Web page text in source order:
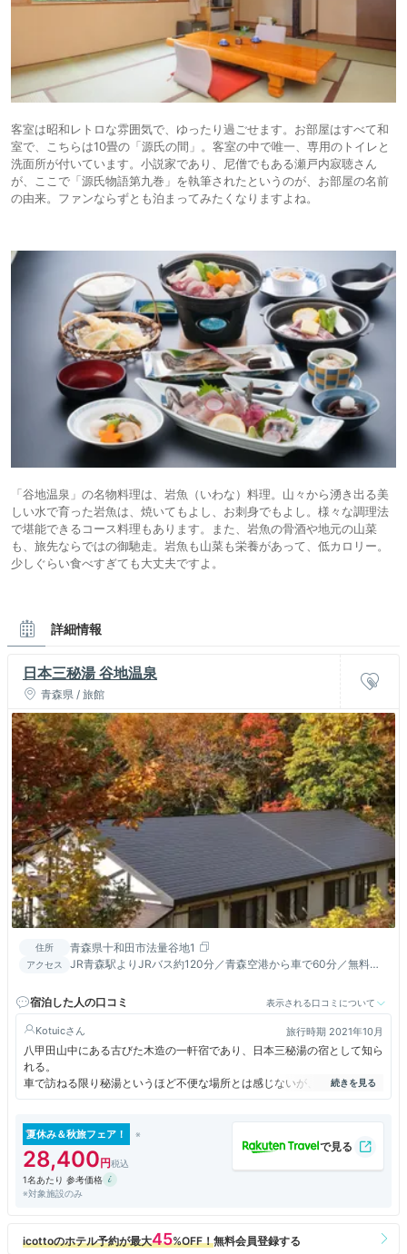
客室は昭和レトロな雰囲気で、ゆったり過ごせます。お部屋はすべて和
室で、こちらは10畳の「源氏の間」。客室の中で唯一、専用のトイレと
洗面所が付いています。小説家であり、尼僧でもある瀬戸内寂聴さん
が、ここで「源氏物語第九巻」を執筆されたというのが、お部屋の名前
の由来。ファンならずとも泊まってみたくなりますよね。
「谷地温泉」の名物料理は、岩魚（いわな）料理。山々から湧き出る美
しい水で育った岩魚は、焼いてもよし、お刺身でもよし。様々な調理法
で堪能できるコース料理もあります。また、岩魚の骨酒や地元の山菜
も、旅先ならではの御馳走。岩魚も山菜も栄養があって、低カロリー。
少しぐらい食べすぎても大丈夫ですよ。
詳細情報
日本三秘湯 谷地温泉
青森県 / 旅館
住所 青森県十和田市法量谷地1
アクセス
JR青森駅よりJRバス約120分／青森空港から車で60分／無料バ
宿泊した人の口コミ
表示される口コミについて
Kotuic 旅行時期 2021年10月
八甲田山中にある古びた木造の一軒宿であり、日本三秘湯の宿として知ら
れる。
車で訪ねる限り秘湯というほど不便な場所とは感じないが、周囲は100％
大自然にに包まれていること、木造の一軒宿の風情から、そのように称せ
38℃の霊泉と言われる下の湯と42℃の白濁した上の湯の、泉質の異なる
二つの湯に入れる。
ここの温泉は、浴槽の底から直接自噴する足下自噴の湯であり、足元から
ポコポコと湯が湧き出てくると、鮮度の高い湯に浸る贅沢を感じ至福の時
を過ごせる。
夏休み＆秋旅フェア！
28,400
1名あたり 参考価格
※対象施設のみ